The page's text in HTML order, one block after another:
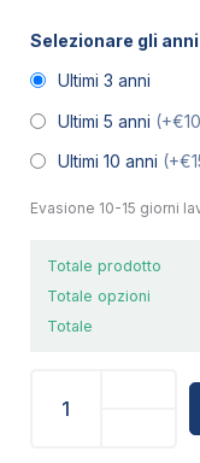
Selezionare gli anni
Ultimi 3 anni
Ultimi 5 anni
Ultimi 10 anni
Evasione 10-15 giorni
Totale prodotto
Totale opzioni
Totale